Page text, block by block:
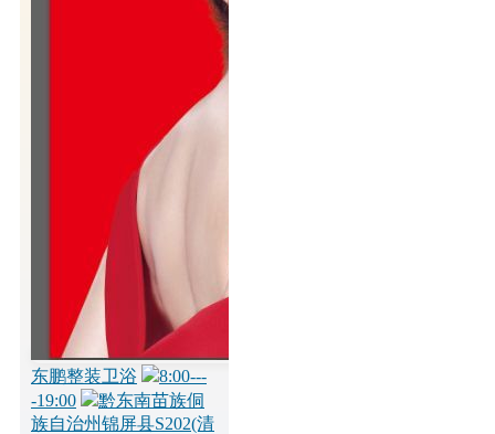
东鹏整装卫浴
8:00---
-19:00
黔东南苗族侗
族自治州锦屏县S202(清